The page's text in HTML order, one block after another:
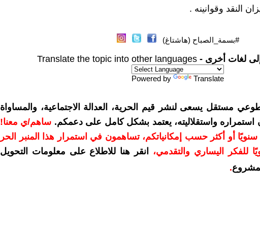
النقد وقوانينه .
#بسمة_الصباح (هاشتاغ)
لغات أخرى - Translate the topic into other languages
Powered by Translate
مستقل يسعى لنشر قيم الحرية، العدالة الاجتماعية، والمساواة
استمراره واستقلاليته، يعتمد بشكل كامل على دعمكم. ساهم/ي معنا!
10 دولارات سنويًا أو أكثر حسب إمكانياتكم، تساهمون في استمرار هذا المنبر الحر
للفكر اليساري والتقدمي،
انقر هنا للاطلاع على معلومات التحويل
.